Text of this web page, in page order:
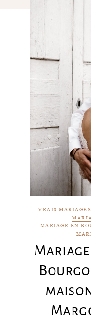
VRAIS MARIAGES
MARIAGE EN